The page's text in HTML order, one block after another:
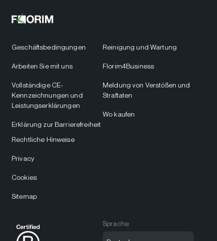
Geschäftsbedingungen
Arbeiten Sie mit uns
Vollständige CE-
Kennzeichnungen und
Leistungserklärungen
Erklärung zur Barrierefreiheit
Reinigung und Wartung
Florim4Business
Meldung von Verstößen und
Straftaten
Wo kaufen
Rechtliche Hinweise
Privacy
Cookies
Sitemap
Sprache